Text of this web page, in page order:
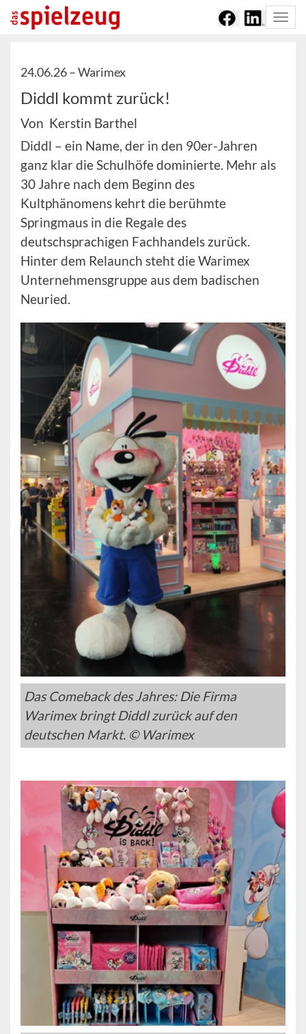
24.06.26 –Warimex
Diddl kommt zurück!
Von Kerstin Barthel
Diddl – ein Name, der in den 90er-Jahren
ganz klar die Schulhöfe dominierte. Mehr als
30 Jahre nach dem Beginn des
Kultphänomens kehrt die berühmte
Springmaus in die Regale des
deutschsprachigen Fachhandels zurück.
Hinter dem Relaunch steht die Warimex
Unternehmensgruppe aus dem badischen
Neuried.
Das Comeback des Jahres: Die Firma
Warimex bringt Diddl zurück auf den
deutschen Markt. © Warimex